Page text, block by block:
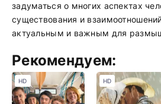
задуматься о многих аспектах
существования и
актуальным и важным для
Рекомендуем:
HD HD